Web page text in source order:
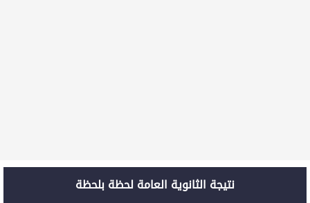
نتيجة الثانوية العامة لحظة بلحظة